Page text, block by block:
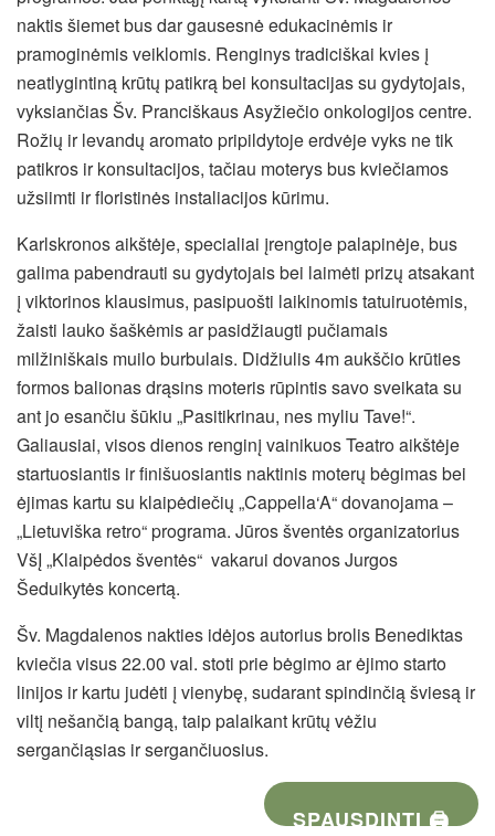
naktis šiemet bus dar gausesnė edukacinėmis ir
pramoginėmis veiklomis. Renginys tradiciškai kvies į
neatlygintiną krūtų patikrą bei konsultacijas su gydytojais,
vyksiančias Šv. Pranciškaus Asyžiečio onkologijos centre.
Rožių ir levandų aromato pripildytoje erdvėje vyks ne tik
patikros ir konsultacijos, tačiau moterys bus kviečiamos
užsiimti ir floristinės instaliacijos kūrimu.
Karlskronos aikštėje, specialiai įrengtoje palapinėje, bus
galima pabendrauti su gydytojais bei laimėti prizų atsakant
į viktorinos klausimus, pasipuošti laikinomis tatuiruotėmis,
žaisti lauko šaškėmis ar pasidžiaugti pučiamais
milžiniškais muilo burbulais. Didžiulis 4m aukščio krūties
formos balionas drąsins moteris rūpintis savo sveikata su
ant jo esančiu šūkiu „Pasitikrinau, nes myliu Tave!“.
Galiausiai, visos dienos renginį vainikuos Teatro aikštėje
startuosiantis ir finišuosiantis naktinis moterų bėgimas bei
ėjimas kartu su klaipėdiečių „Cappella‘A“ dovanojama –
„Lietuviška retro“ programa. Jūros šventės organizatorius
VšĮ „Klaipėdos šventės“ vakarui dovanos Jurgos
Šeduikytės koncertą.
Šv. Magdalenos nakties idėjos autorius brolis Benediktas
kviečia visus 22.00 val. stoti prie bėgimo ar ėjimo starto
linijos ir kartu judėti į vienybę, sudarant spindinčią šviesą ir
viltį nešančią bangą, taip palaikant krūtų vėžiu
sergančiąsias ir sergančiuosius.
SPAUSDINTI 🖨